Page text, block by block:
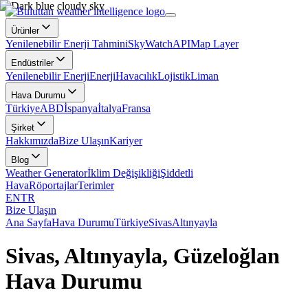
Ürünler
Yenilenebilir Enerji TahminiSkyWatchAPIMap Layer
Endüstriler
Yenilenebilir EnerjiEnerjiHavacılıkLojistikLiman
Hava Durumu
TürkiyeABDİspanyaİtalyaFransa
Şirket
HakkımızdaBize UlaşınKariyer
Blog
Weather Generatorİklim DeğişikliğiŞiddetli
HavaRöportajlarTerimler
ENTR
Bize Ulaşın
Ana SayfaHava DurumuTürkiyeSivasAltınyayla
Sivas, Altınyayla, Güzeloğlan
Hava Durumu